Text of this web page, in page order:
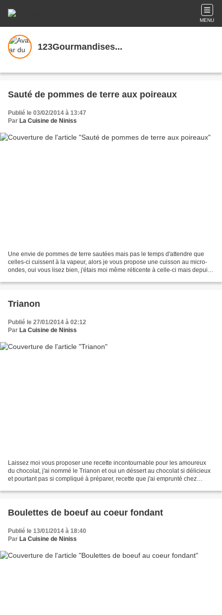
MENU
123Gourmandises...
Sauté de pommes de terre aux poireaux
Publié le 03/02/2014 à 13:47
Par La Cuisine de Niniss
Une envie de pommes de terre sautées mais pas le temps d'attendre que
celles-ci cuissent à la vapeur, alors je vous propose une cuisson au micro-
ondes, oui vous lisez bien, j'étais moi même réticente à celle-ci mais depuis
Trianon
Publié le 27/01/2014 à 02:12
Par La Cuisine de Niniss
Laissez moi vous proposer une recette incontournable pour les amoureux
du chocolat, j'ai nommé le Trianon et oui un déssert au chocolat si délicieux
et pourtant pas si compliqué à préparer, recette que j'ai emprunté chez
Boulettes de boeuf au coeur fondant
Publié le 13/01/2014 à 18:40
Par La Cuisine de Niniss